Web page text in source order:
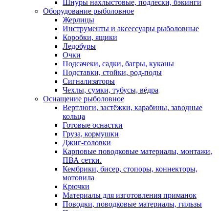
Шнуры нахлыстовые, подлески, бэкинги
Оборудование рыболовное
Жерлицы
Инструменты и аксессуары рыболовные
Коробки, ящики
Ледобуры
Очки
Подсачеки, садки, багры, куканы
Подставки, стойки, род-поды
Сигнализаторы
Чехлы, сумки, тубусы, вёдра
Оснащение рыболовное
Вертлюги, застёжки, карабины, заводные
кольца
Готовые оснастки
Груза, кормушки
Джиг-головки
Карповые поводковые материалы, монтажи,
ПВА сетки.
Кембрики, бисер, стопоры, коннекторы,
мотовила
Крючки
Материалы для изготовления приманок
Поводки, поводковые материалы, гильзы